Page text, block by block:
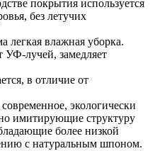
покрытия используется
без летучих
легкая влажная уборка.
УФ-лучей, замедляет
в отличие от
экологически
имитирующие структуру
более низкой
с натуральным шпоном.